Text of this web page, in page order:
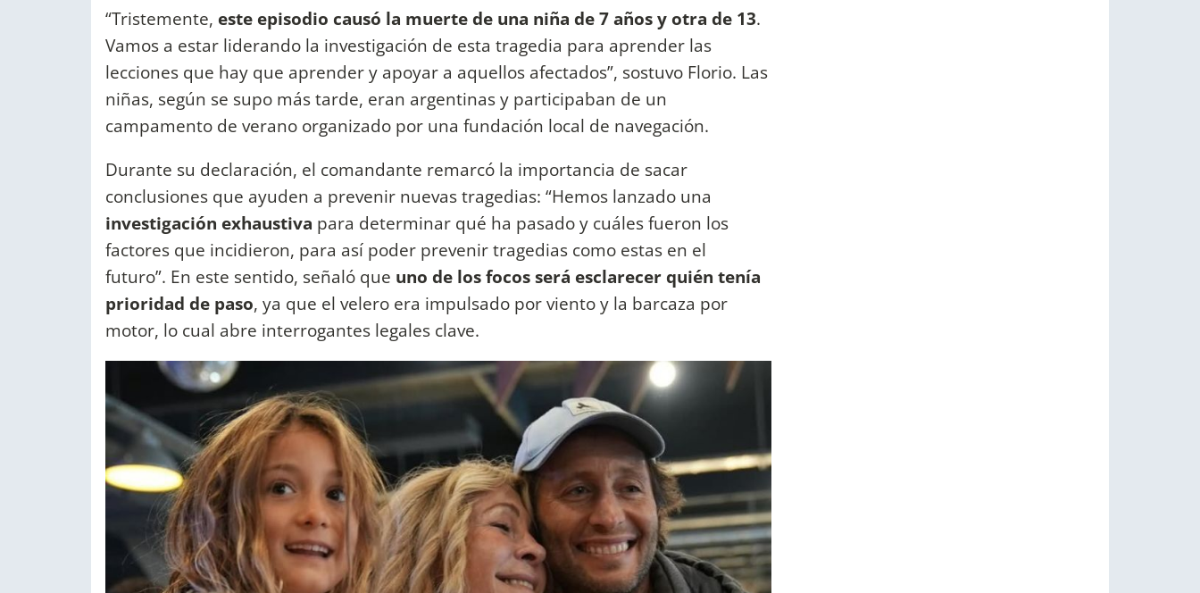
“Tristemente, este episodio causó la muerte de una niña de 7 años y otra de 13.
Vamos a estar liderando la investigación de esta tragedia para aprender las
lecciones que hay que aprender y apoyar a aquellos afectados”, sostuvo Florio. Las
niñas, según se supo más tarde, eran argentinas y participaban de un
campamento de verano organizado por una fundación local de navegación.
Durante su declaración, el comandante remarcó la importancia de sacar
conclusiones que ayuden a prevenir nuevas tragedias: “Hemos lanzado una
investigación exhaustiva para determinar qué ha pasado y cuáles fueron los
factores que incidieron, para así poder prevenir tragedias como estas en el
futuro”. En este sentido, señaló que uno de los focos será esclarecer quién tenía
prioridad de paso, ya que el velero era impulsado por viento y la barcaza por
motor, lo cual abre interrogantes legales clave.